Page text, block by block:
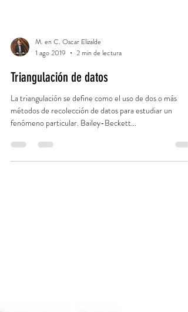
M. en C. Oscar Elizalde
1 ago 2019
2 min de lectura
Triangulación de datos
La triangulación se define como el uso de dos o más
métodos de recolección de datos para estudiar un